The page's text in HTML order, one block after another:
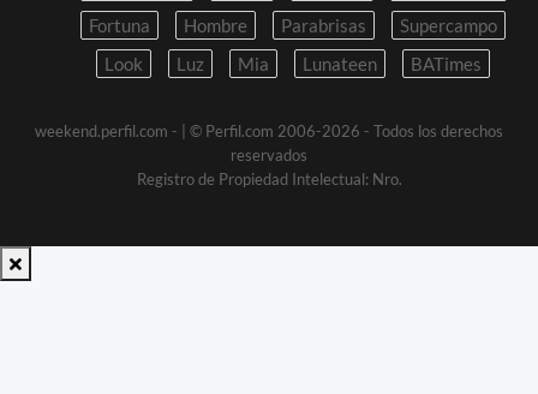
Fortuna
Hombre Parabrisas
Supercampo
Look
Luz Mia Lunateen BATimes
weekend.perfil.com -
| © Perfil.com 2006-2026 - Todos los derechos
reservados
Registro de Propiedad Intelectual: Nro.